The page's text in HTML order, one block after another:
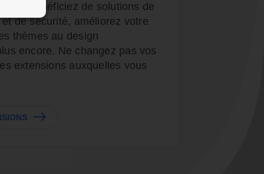
: bénéficiez de solutions de
de sécurité, améliorez votre
thèmes au design
encore. Ne changez pas vos
extensions auxquelles vous